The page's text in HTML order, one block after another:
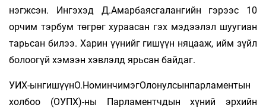
нэгжсэн. Ингэхэд Д.Амарбаясгалангийн гэрээс 10
орчим тэрбум төгрөг хураасан гэх мэдээлэл шуугиан
тарьсан билээ. Харин үүнийг гишүүн няцааж, ийм зүйл
болоогүй хэмээн хэвлэлд ярьсан байдаг.
УИХ-ынгишүүнО.НоминчимэгОлонулсынпарламентын
холбоо (ОУПХ)-ны Парламентчдын хүний эрхийн